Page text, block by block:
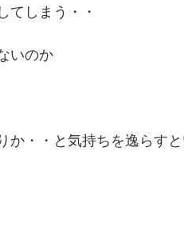
てしまう・・
いのか
・・と気持ちを逸らすと